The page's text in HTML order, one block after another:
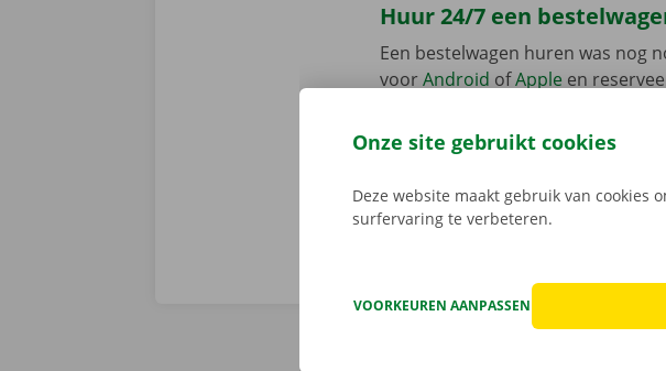
Huur 24/7 een
Een bestelwagen huren was nog
voorAndroid ofAppleen
huurwagen op in een Pick-up
Onze site gebruikt cookies
Deze website maakt gebruik van cookies
surfervaring te verbeteren.
VOORKEUREN AANPASSEN